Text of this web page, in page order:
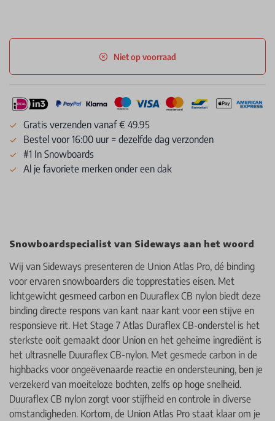
Niet op voorraad
Gratis verzenden vanaf € 49.95
Bestel voor 16:00 uur = dezelfde dag verzonden
#1 In Snowboards
Al je favoriete merken onder een dak
Snowboardspecialist van Sideways aan het woord
Wij van Sideways presenteren de Union Atlas Pro, dé binding
voor ervaren snowboarders die topprestaties eisen. Met
lichtgewicht gesmeed carbon en Duuraflex CB nylon biedt deze
binding directe respons van kant naar kant voor een stijve en
responsieve rit. Het Stage 7 Atlas Duraflex CB-onderstel is het
sterkste ooit gemaakt door Union en het geheime ingrediënt is
het ultrasnelle Duuraflex CB-nylon. Met gesmede carbon in de
highbacks voor ongeëvenaarde reactie en ondersteuning, ben je
verzekerd van moeiteloze bochten, zelfs op hoge snelheid.
Duuraflex CB nylon zorgt voor stijfheid en controle in diverse
omstandigheden. Kortom, de Union Atlas Pro staat klaar om je